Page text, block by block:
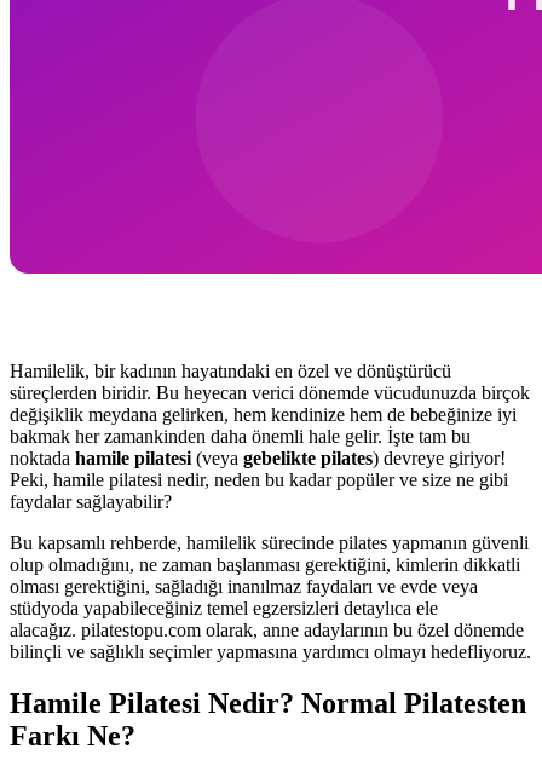
Hamilelik, bir kadının hayatındaki en özel ve dönüştürücü
süreçlerden biridir. Bu heyecan verici dönemde vücudunuzda birçok
değişiklik meydana gelirken, hem kendinize hem de bebeğinize iyi
bakmak her zamankinden daha önemli hale gelir. İşte tam bu
noktada hamile pilatesi (veya gebelikte pilates) devreye giriyor!
Peki, hamile pilatesi nedir, neden bu kadar popüler ve size ne gibi
faydalar sağlayabilir?
Bu kapsamlı rehberde, hamilelik sürecinde pilates yapmanın güvenli
olup olmadığını, ne zaman başlanması gerektiğini, kimlerin dikkatli
olması gerektiğini, sağladığı inanılmaz faydaları ve evde veya
stüdyoda yapabileceğiniz temel egzersizleri detaylıca ele
alacağız. pilatestopu.com olarak, anne adaylarının bu özel dönemde
bilinçli ve sağlıklı seçimler yapmasına yardımcı olmayı hedefliyoruz.
Hamile Pilatesi Nedir? Normal Pilatesten
Farkı Ne?